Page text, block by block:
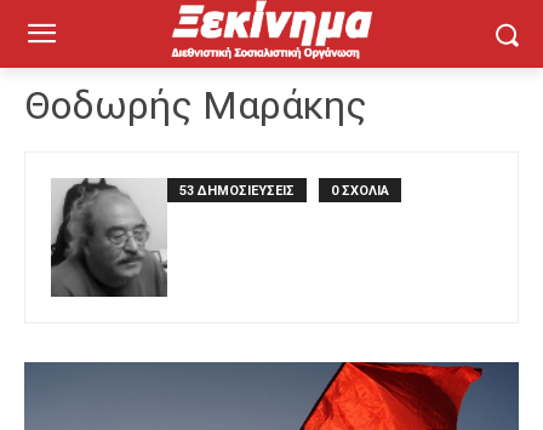
Θοδωρής Μαράκης
53 ΔΗΜΟΣΙΕΥΣΕΙΣ 0 ΣΧΟΛΙΑ